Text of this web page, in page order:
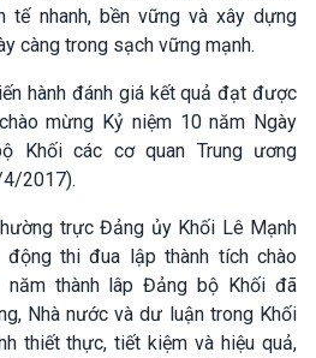
tế nhanh, bền vững và xây dựng
càng trong sạch vững mạnh.
hành đánh giá kết quả đạt được
mừng Kỷ niệm 10 năm Ngày
Khối các cơ quan Trung ương
2017).
trực Đảng ủy Khối Lê Mạnh
động thi đua lập thành tích chào
thành lâp Đảng bộ Khối đã
Nhà nước và dư luận trong Khối
thiết thực, tiết kiệm và hiệu quả,